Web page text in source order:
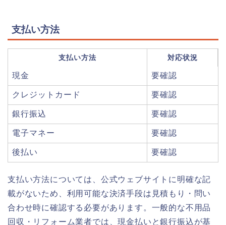
支払い方法
支払い方法 対応状況
現金 要確認
クレジットカード 要確認
銀行振込 要確認
電子マネー 要確認
後払い 要確認
支払い方法については、公式ウェブサイトに明確な記
載がないため、利用可能な決済手段は見積もり・問い
合わせ時に確認する必要があります。一般的な不用品
回収・リフォーム業者では、現金払いと銀行振込が基